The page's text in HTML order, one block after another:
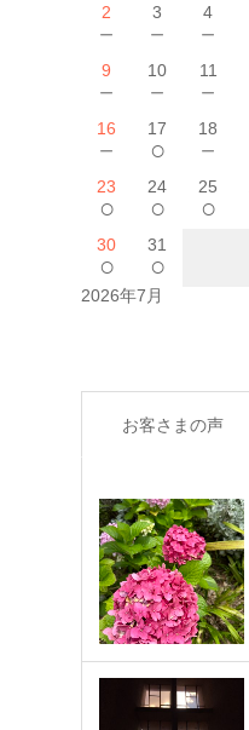
2
－
3
－
4
－
9
－
10
－
11
－
16
－
17
○
18
－
23
○
24
○
25
○
30
○
31
○
2026年7月
お客さまの声